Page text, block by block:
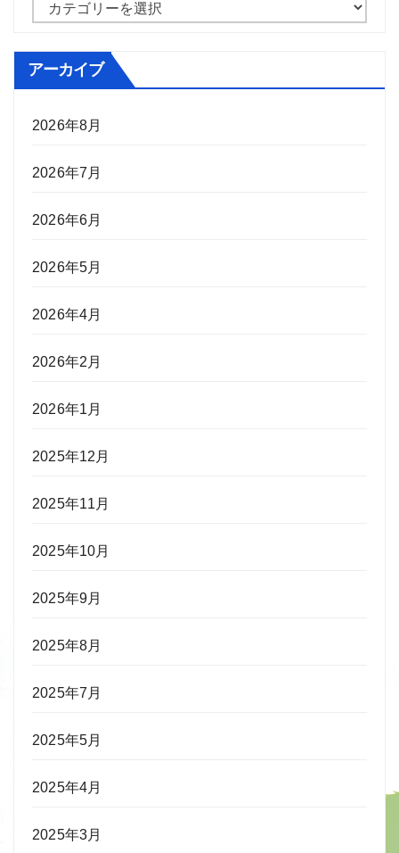
アーカイブ
2026年8月
2026年7月
2026年6月
2026年5月
2026年4月
2026年2月
2026年1月
2025年12月
2025年11月
2025年10月
2025年9月
2025年8月
2025年7月
2025年5月
2025年4月
2025年3月